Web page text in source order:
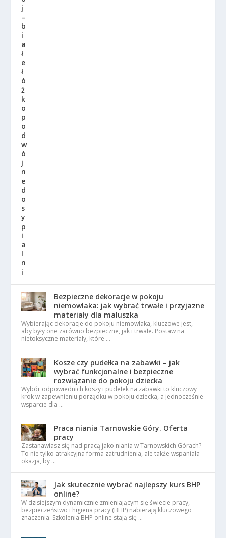
Bezpieczne dekoracje w pokoju
niemowlaka: jak wybrać trwałe i przyjazne
materiały dla maluszka
Wybierając dekoracje do pokoju niemowlaka, kluczowe jest,
aby były one zarówno bezpieczne, jak i trwałe. Postaw na
nietoksyczne materiały, które …
Kosze czy pudełka na zabawki – jak
wybrać funkcjonalne i bezpieczne
rozwiązanie do pokoju dziecka
Wybór odpowiednich koszy i pudełek na zabawki to kluczowy
krok w zapewnieniu porządku w pokoju dziecka, a jednocześnie
wsparcie dla …
Praca niania Tarnowskie Góry. Oferta
pracy
Zastanawiasz się nad pracą jako niania w Tarnowskich Górach?
To nie tylko atrakcyjna forma zatrudnienia, ale także wspaniała
okazja, by …
Jak skutecznie wybrać najlepszy kurs BHP
online?
W dzisiejszym dynamicznie zmieniającym się świecie pracy,
bezpieczeństwo i higiena pracy (BHP) nabierają kluczowego
znaczenia. Szkolenia BHP online stają się …